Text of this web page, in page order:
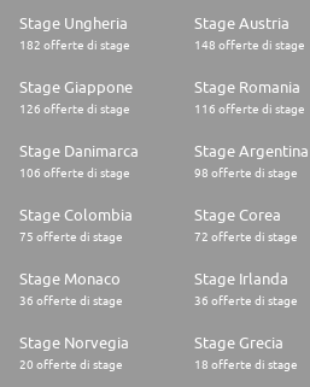
Stage Ungheria
182 offerte di stage
Stage Austria
148 offerte di stage
Stage Giappone
126 offerte di stage
Stage Romania
116 offerte di stage
Stage Danimarca
106 offerte di stage
Stage Argentina
98 offerte di stage
Stage Colombia
75 offerte di stage
Stage Corea
72 offerte di stage
Stage Monaco
36 offerte di stage
Stage Irlanda
36 offerte di stage
Stage Norvegia
20 offerte di stage
Stage Grecia
18 offerte di stage